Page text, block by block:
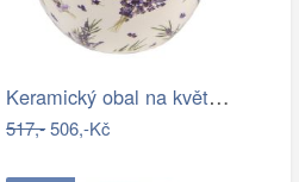
Keramický obal na květináč s levandulí…
517,-506,-Kč